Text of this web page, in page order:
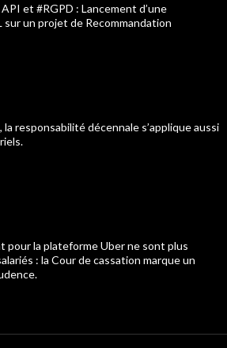
et #RGPD : Lancement d’une
un projet de Recommandation
responsabilité décennale s’applique aussi
pour la plateforme Uber ne sont plus
: la Cour de cassation marque un